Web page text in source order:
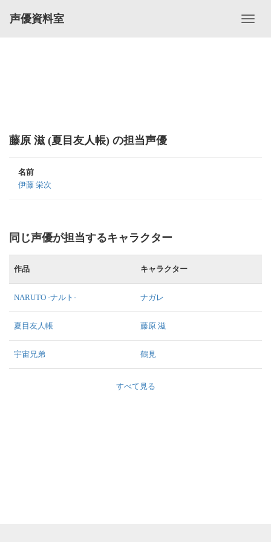
声優資料室
藤原 滋 (夏目友人帳) の担当声優
名前
伊藤 栄次
同じ声優が担当するキャラクター
作品 キャラクター
NARUTO -ナルト- ナガレ
夏目友人帳 藤原 滋
宇宙兄弟 鶴見
すべて見る